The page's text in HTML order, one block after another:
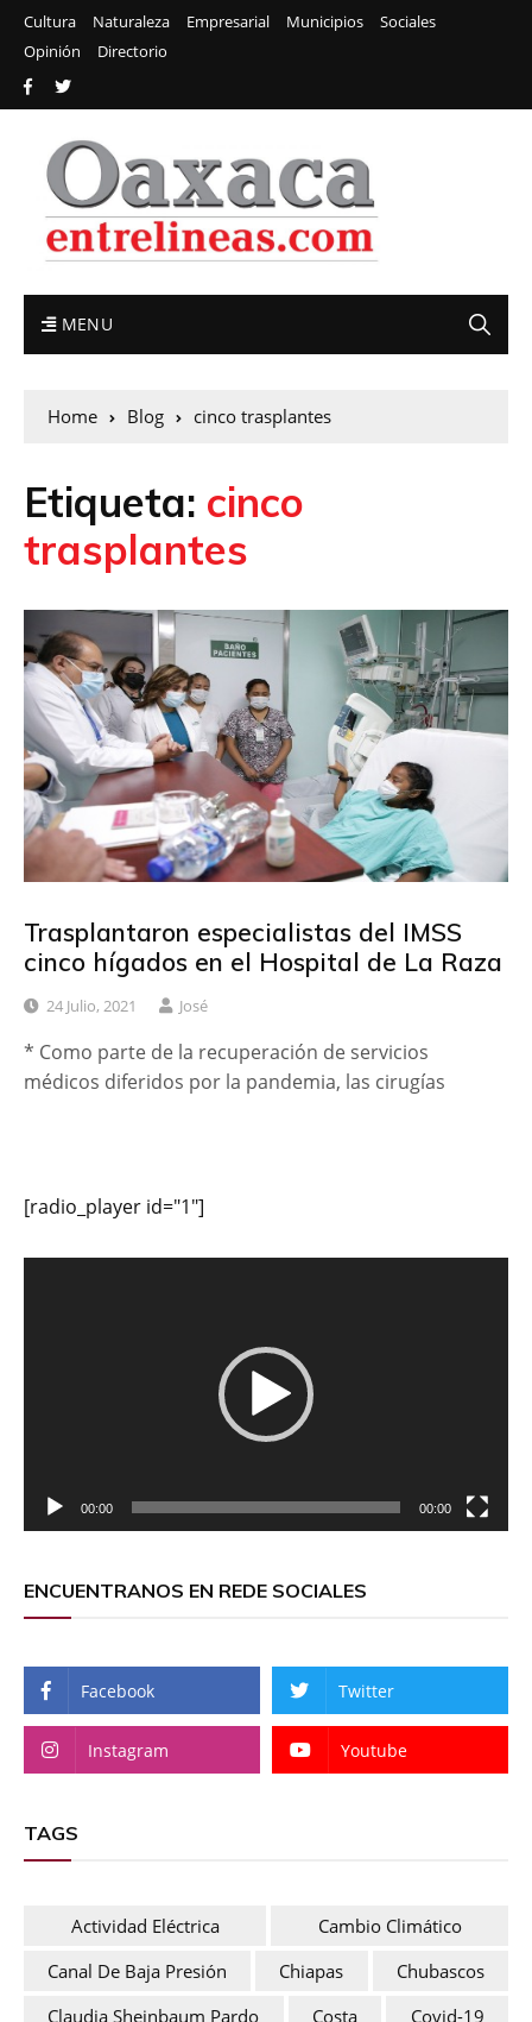
Cultura Naturaleza Empresarial Municipios
Sociales
Opinión
Directorio
MENU
Home Blog cinco trasplantes
Etiqueta: cinco
trasplantes
Trasplantaron especialistas del IMSS
cinco hígados en el Hospital de La Raza
24 Julio, 2021 José
* Como parte de la recuperación de servicios
médicos diferidos por la pandemia, las cirugías
[radio_player id="1"]
00:00 00:00
ENCUENTRANOS EN REDE SOCIALES
Facebook Twitter
Instagram Youtube
TAGS
Actividad Eléctrica
Cambio Climático
Canal De Baja Presión
Chiapas
Chubascos
Claudia Sheinbaum Pardo
Costa
Covid-19